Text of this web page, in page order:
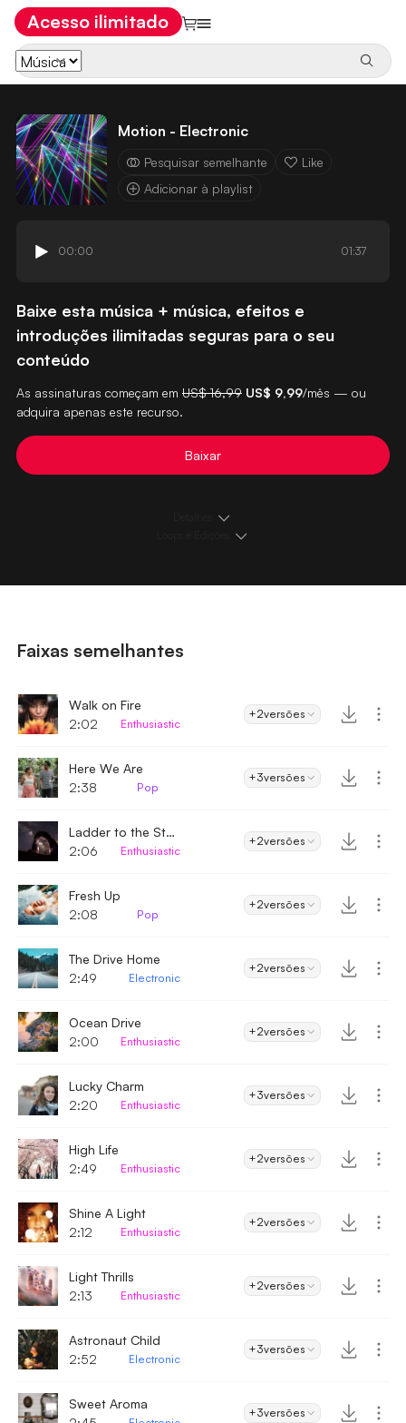
Acesso ilimitado
Motion - Electronic
Pesquisar semelhante
Like
Adicionar à playlist
00:00 01:37
Baixe esta música + música, efeitos e
introduções ilimitadas seguras para o seu
conteúdo
As assinaturas começam em US$ 16,99 US$ 9,99/mês — ou
adquira apenas este recurso.
Baixar
Faixas semelhantes
Walk on Fire
2:02
Enthusiastic
+2versões
Here We Are
2:38
Pop
+3versões
Ladder to the Stars
2:06
Enthusiastic
+2versões
Fresh Up
2:08
Pop
+2versões
The Drive Home
2:49
Electronic
+2versões
Ocean Drive
2:00
Enthusiastic
+2versões
Lucky Charm
2:20
Enthusiastic
+3versões
High Life
2:49
Enthusiastic
+2versões
Shine A Light
2:12
Enthusiastic
+2versões
Light Thrills
2:13
Enthusiastic
+2versões
Astronaut Child
2:52
Electronic
+3versões
Sweet Aroma
+3versões